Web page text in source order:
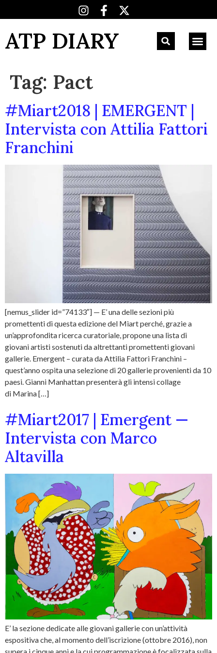
ATP DIARY
Tag: Pact
#Miart2018 | EMERGENT |
Intervista con Attilia Fattori
Franchini
[nemus_slider id=”74133″] — E’ una delle sezioni più
promettenti di questa edizione del Miart perché, grazie a
un’approfondita ricerca curatoriale, propone una lista di
giovani artisti sostenuti da altrettanti promettenti giovani
gallerie. Emergent – curata da Attilia Fattori Franchini –
quest’anno ospita una selezione di 20 gallerie provenienti da 10
paesi. Gianni Manhattan presenterà gli intensi collage
di Marina […]
#Miart2017 | Emergent —
Intervista con Marco
Altavilla
E’ la sezione dedicate alle giovani gallerie con un’attività
espositiva che, al momento dell’iscrizione (ottobre 2016), non